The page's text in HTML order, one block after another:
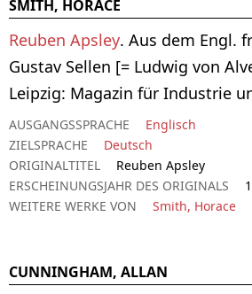
SMITH, HORACE
Reuben Apsley. Aus dem Engl.
Gustav Sellen [= Ludwig von
Leipzig: Magazin für Industrie
AUSGANGSSPRACHE
Englisch
ZIELSPRACHE
Deutsch
ORIGINALTITEL
Reuben Apsley
ERSCHEINUNGSJAHR DES ORIGINALS
WEITERE WERKE VON
Smith, Horace
CUNNINGHAM, ALLAN